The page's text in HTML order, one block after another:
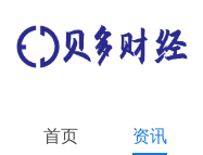
首页 资讯